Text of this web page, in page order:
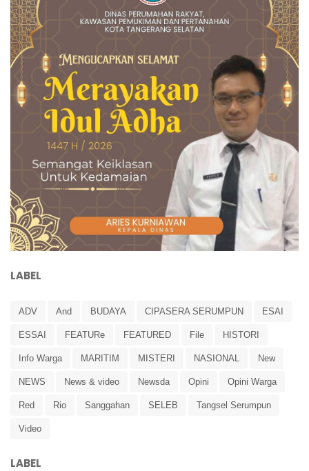
LABEL
ADV And BUDAYA CIPASERA SERUMPUN ESAI
ESSAI FEATURe FEATURED File HISTORI
Info Warga MARITIM MISTERI NASIONAL New
NEWS News & video Newsda Opini Opini Warga
Red Rio Sanggahan SELEB Tangsel Serumpun
Video
LABEL